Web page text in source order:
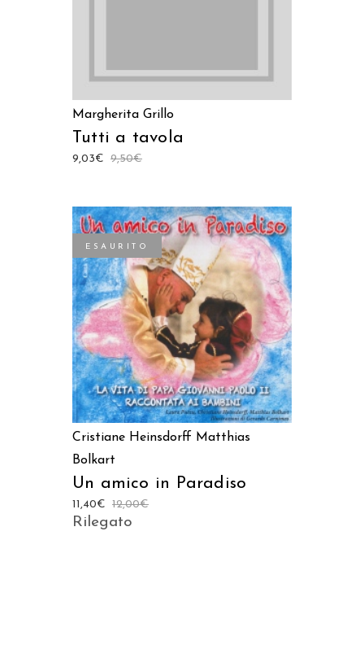
Margherita Grillo
Tutti a tavola
9,50€
9,03€
ESAURITO
LEGGI TUTTO
Cristiane Heinsdorff Matthias
Bolkart
Un amico in Paradiso
12,00€
11,40€
Rilegato